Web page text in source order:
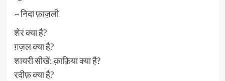
~ निदा फ़ाज़ली
शेर क्या है?
ग़ज़ल क्या है?
शायरी सीखें: क़ाफ़िया क्या है?
रदीफ़ क्या है?